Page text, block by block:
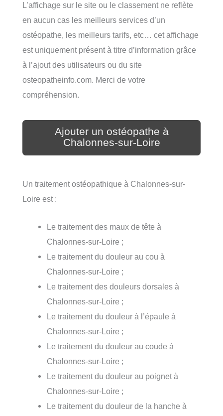
L’affichage sur le site ou le classement ne reflète
en aucun cas les meilleurs services d’un
ostéopathe, les meilleurs tarifs, etc… cet affichage
est uniquement présent à titre d’information grâce
à l’ajout des utilisateurs ou du site
osteopatheinfo.com. Merci de votre
compréhension.
Ajouter un ostéopathe à
Chalonnes-sur-Loire
Un traitement ostéopathique à Chalonnes-sur-
Loire est :
Le traitement des maux de tête à
Chalonnes-sur-Loire ;
Le traitement du douleur au cou à
Chalonnes-sur-Loire ;
Le traitement des douleurs dorsales à
Chalonnes-sur-Loire ;
Le traitement du douleur à l’épaule à
Chalonnes-sur-Loire ;
Le traitement du douleur au coude à
Chalonnes-sur-Loire ;
Le traitement du douleur au poignet à
Chalonnes-sur-Loire ;
Le traitement du douleur de la hanche à